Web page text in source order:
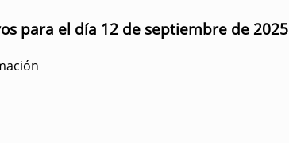
para el día 12 de septiembre de 2025